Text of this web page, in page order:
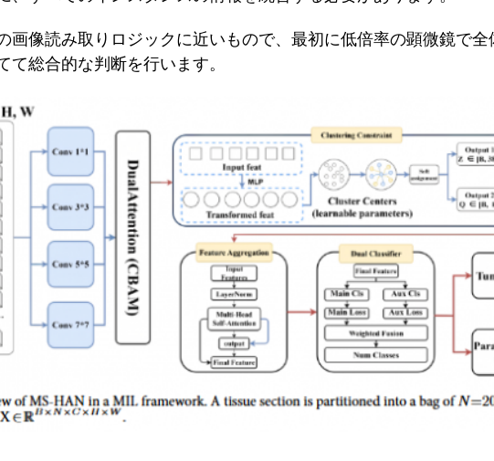
画像読み取りロジックに近いもので、最初に低倍率の顕微鏡で全
て総合的な判断を行います。